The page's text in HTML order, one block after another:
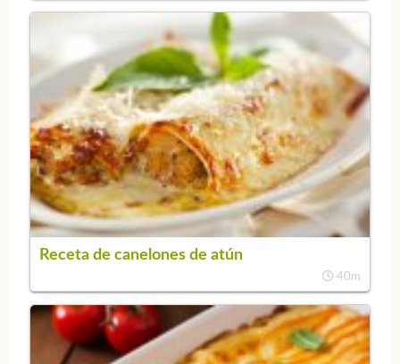
Receta de canelones de atún
40m